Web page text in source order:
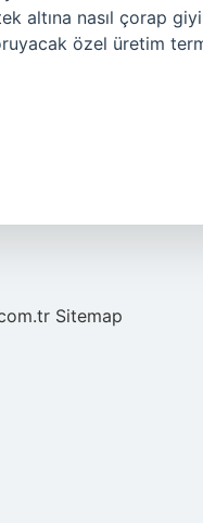
altına nasıl çorap
özel üretim
Sitemap